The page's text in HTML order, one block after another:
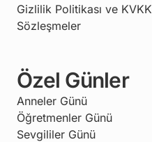
Gizlilik Politikası ve KVKK
Sözleşmeler
Özel Günler
Anneler Günü
Öğretmenler Günü
Sevgililer Günü